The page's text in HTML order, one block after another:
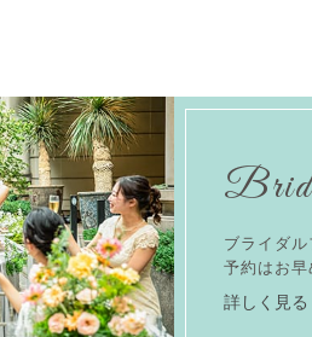
ブライダ
予約はお早
詳しく見る